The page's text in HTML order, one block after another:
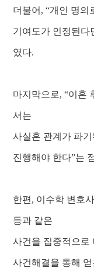
더불어, “개인 명의
기여도가 인정된다
였다.
마지막으로, “이혼
서는
사실혼 관계가 파
진행해야 한다”는
한편, 이수학 변호
등과 같은
사건을 집중적으로
사건해결을 통해